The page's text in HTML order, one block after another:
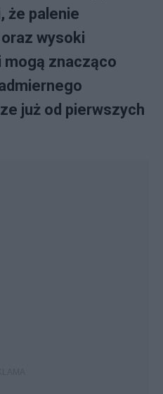
że palenie
wysoki
znacząco
już od pierwszych